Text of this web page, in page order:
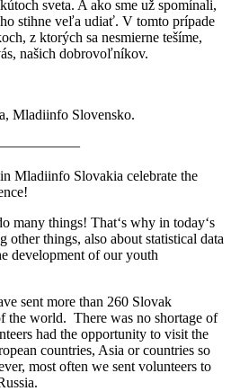
sveta. A ako sme už spomínali,
stihne veľa udiať. V tomto prípade
z ktorých sa nesmierne tešíme,
našich dobrovoľníkov.
Mladiinfo Slovensko.
Mladiinfo Slovakia celebrate the
many things! That‘s why in today‘s
things, also about statistical data
development of our youth
sent more than 260 Slovak
the world. There was no shortage of
had the opportunity to visit the
countries, Asia or countries so
most often we sent volunteers to